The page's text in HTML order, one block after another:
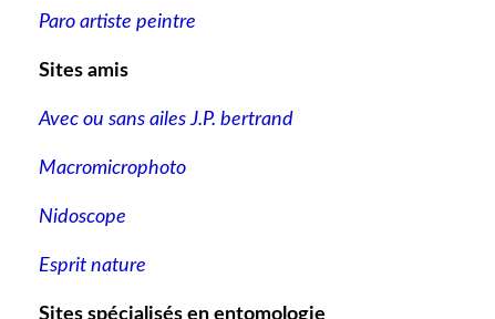
Paro artiste peintre
Sites amis
Avec ou sans ailes J.P. bertrand
Macromicrophoto
Nidoscope
Esprit nature
Sites spécialisés en entomologie